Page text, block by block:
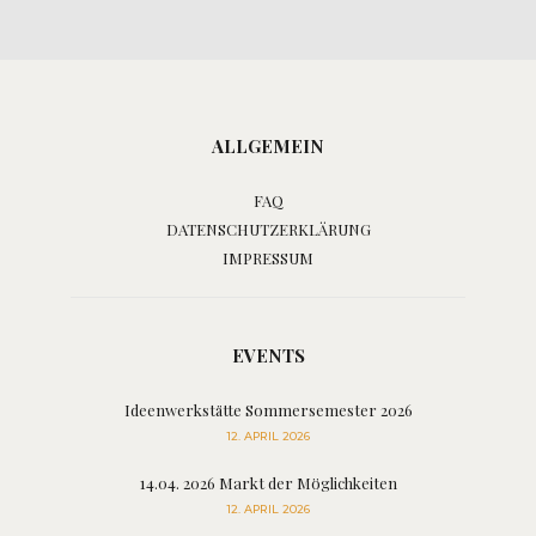
ALLGEMEIN
FAQ
DATENSCHUTZERKLÄRUNG
IMPRESSUM
EVENTS
Ideenwerkstätte Sommersemester 2026
12. APRIL 2026
14.04. 2026 Markt der Möglichkeiten
12. APRIL 2026